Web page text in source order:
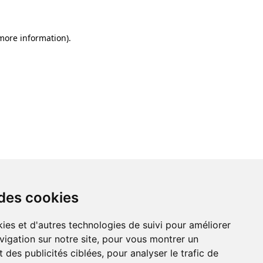
cookies
et d'autres technologies de suivi pour améliorer
sur notre site, pour vous montrer un
des publicités ciblées, pour analyser le trafic de
information).